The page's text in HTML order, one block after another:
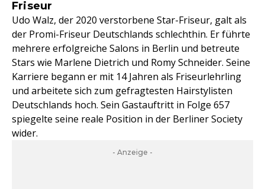
Friseur
Udo Walz, der 2020 verstorbene Star-Friseur, galt als
der Promi-Friseur Deutschlands schlechthin. Er führte
mehrere erfolgreiche Salons in Berlin und betreute
Stars wie Marlene Dietrich und Romy Schneider. Seine
Karriere begann er mit 14 Jahren als Friseurlehrling
und arbeitete sich zum gefragtesten Hairstylisten
Deutschlands hoch. Sein Gastauftritt in Folge 657
spiegelte seine reale Position in der Berliner Society
wider.
- Anzeige -